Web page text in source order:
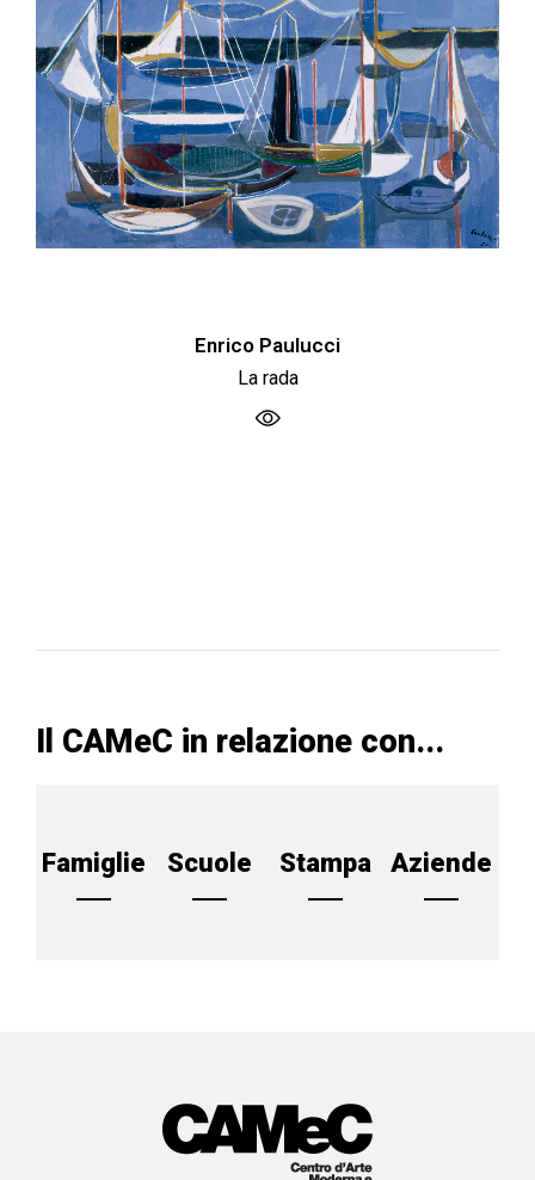
Enrico Paulucci
La rada
Il CAMeC in relazione con...
Famiglie Scuole Stampa Aziende